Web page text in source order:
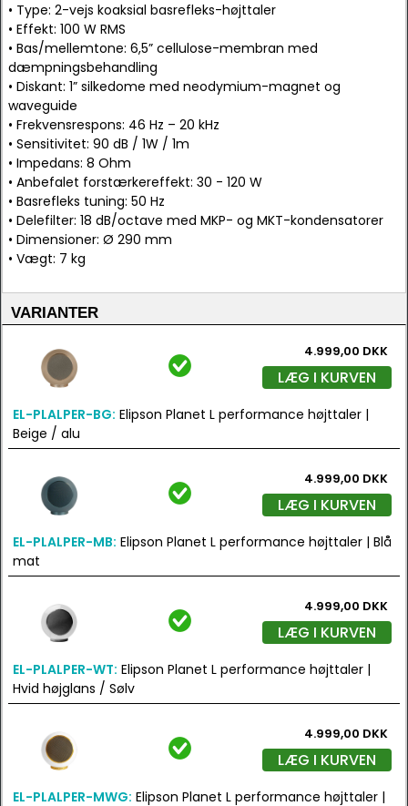
• Type: 2-vejs koaksial basrefleks-højttaler
• Effekt: 100 W RMS
• Bas/mellemtone: 6,5” cellulose-membran med
dæmpningsbehandling
• Diskant: 1” silkedome med neodymium-magnet og
waveguide
• Frekvensrespons: 46 Hz – 20 kHz
• Sensitivitet: 90 dB / 1W / 1m
• Impedans: 8 Ohm
• Anbefalet forstærkereffekt: 30 - 120 W
• Basrefleks tuning: 50 Hz
• Delefilter: 18 dB/octave med MKP- og MKT-kondensatorer
• Dimensioner: Ø 290 mm
• Vægt: 7 kg
VARIANTER
4.999,00 DKK
LÆG I KURVEN
EL-PLALPER-BG: Elipson Planet L performance højttaler |
Beige / alu
4.999,00 DKK
LÆG I KURVEN
EL-PLALPER-MB: Elipson Planet L performance højttaler | Blå
mat
4.999,00 DKK
LÆG I KURVEN
EL-PLALPER-WT: Elipson Planet L performance højttaler |
Hvid højglans / Sølv
4.999,00 DKK
LÆG I KURVEN
EL-PLALPER-MWG: Elipson Planet L performance højttaler |